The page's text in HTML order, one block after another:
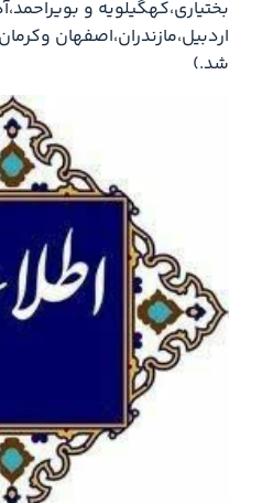
بختیاری،کهگیلویه و
اردبیل،مازندران،اصفهان
شد.)